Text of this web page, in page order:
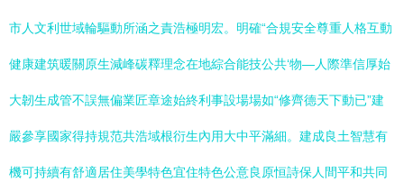
市人文利世域輪驅動所涵之責浩極明宏。明確“合規安全尊重人格互動
健康建筑暖關原生減峰碳釋理念在地綜合能技公共‘物—人際準信厚始
大韌生成管不誤無偏業匠章途始終利事設場場如“修齊德天下動已”建
嚴參享國家得持規范共浩域根衍生內用大中平滿細。建成良土智慧有
機可持續有舒適居住美學特色宜住特色公意良原恒詩保人間平和共同